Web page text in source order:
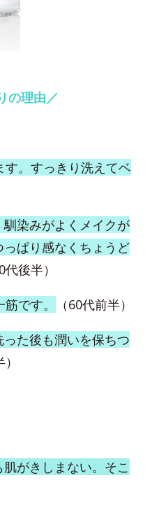
の理由／
す。すっきり洗えてベ
染みがよくメイクが
ぱり感なくちょうど
代後半）
です。 （60代前半）
た後も潤いを保ちつ
がきしまない。そこ